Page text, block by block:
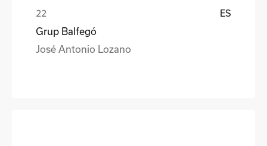
ES
Grup Balfegó
José Antonio Lozano